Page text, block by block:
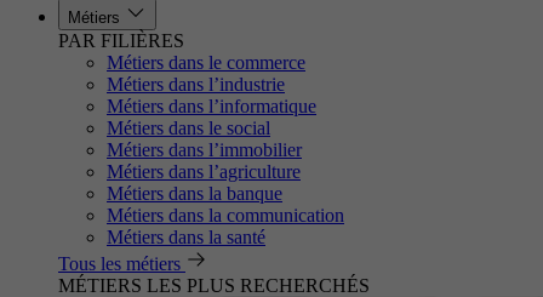
Métiers
PAR FILIÈRES
Métiers dans le commerce
Métiers dans l’industrie
Métiers dans l’informatique
Métiers dans le social
Métiers dans l’immobilier
Métiers dans l’agriculture
Métiers dans la banque
Métiers dans la communication
Métiers dans la santé
Tous les métiers
MÉTIERS LES PLUS RECHERCHÉS